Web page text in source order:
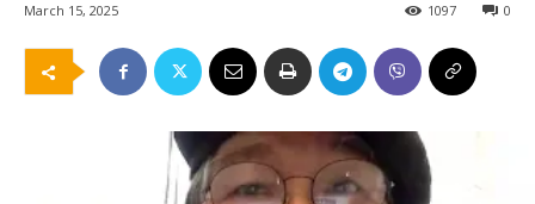
March 15, 2025 0
1097